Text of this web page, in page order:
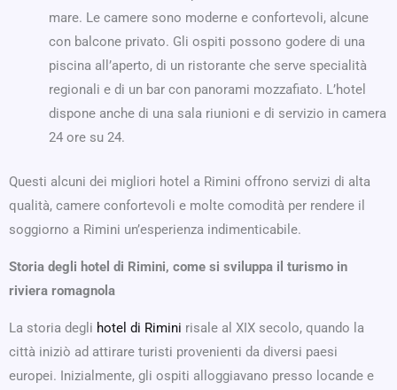
mare. Le camere sono moderne e confortevoli, alcune
con balcone privato. Gli ospiti possono godere di una
piscina all’aperto, di un ristorante che serve specialità
regionali e di un bar con panorami mozzafiato. L’hotel
dispone anche di una sala riunioni e di servizio in camera
24 ore su 24.
Questi alcuni dei migliori hotel a Rimini offrono servizi di alta
qualità, camere confortevoli e molte comodità per rendere il
soggiorno a Rimini un’esperienza indimenticabile.
Storia degli hotel di Rimini, come si sviluppa il turismo in
riviera romagnola
La storia degli hotel di Rimini risale al XIX secolo, quando la
città iniziò ad attirare turisti provenienti da diversi paesi
europei. Inizialmente, gli ospiti alloggiavano presso locande e